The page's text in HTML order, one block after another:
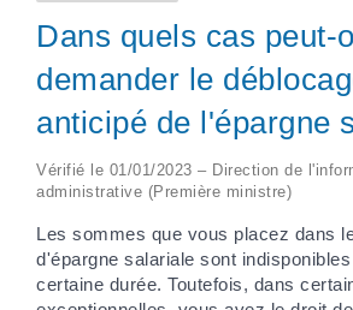
Dans quels cas peut-
demander le
anticipé de l'épargne
Vérifié le 01/01/2023 – Direction de
administrative (Première ministre)
Les sommes que vous placez dans
d'épargne salariale sont
certaine durée. Toutefois, dans